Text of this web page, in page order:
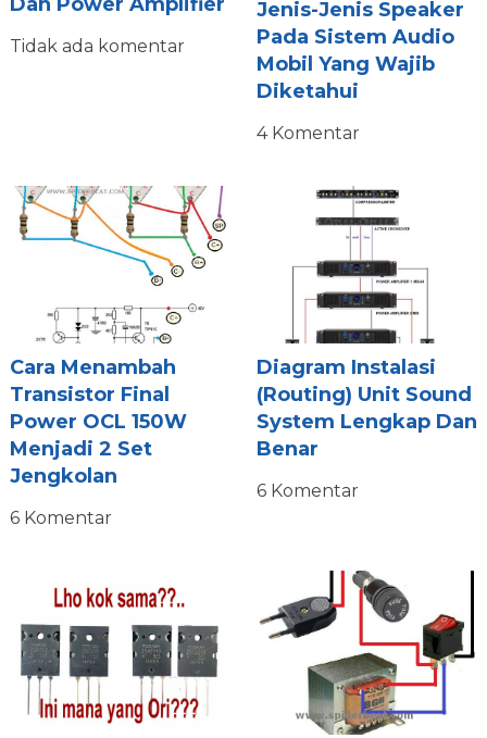
Tidak ada komentar
Jenis-Jenis Speaker
Pada Sistem Audio
Mobil Yang Wajib
Diketahui
4 Komentar
Cara Menambah
Transistor Final
Power OCL 150W
Menjadi 2 Set
Jengkolan
6 Komentar
Diagram Instalasi
(routing) Unit Sound
System Lengkap Dan
Benar
6 Komentar